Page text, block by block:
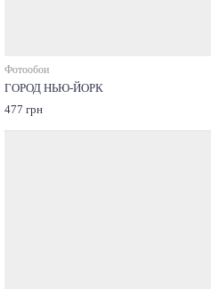
Фотообои
ГОРОД НЬЮ-ЙОРК
477 грн